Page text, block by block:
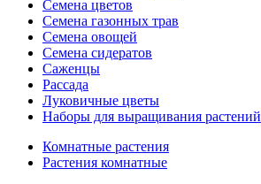
Семена цветов
Семена газонных трав
Семена овощей
Семена сидератов
Саженцы
Рассада
Луковичные цветы
Наборы для выращивания растений
Комнатные растения
Растения комнатные